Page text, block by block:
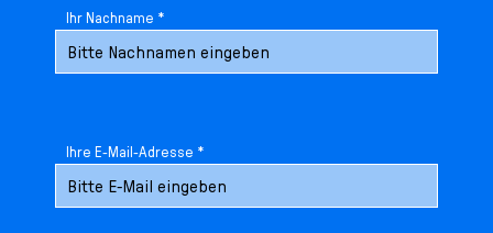
Ihr Nachname *
Ihre E-Mail-Adresse *